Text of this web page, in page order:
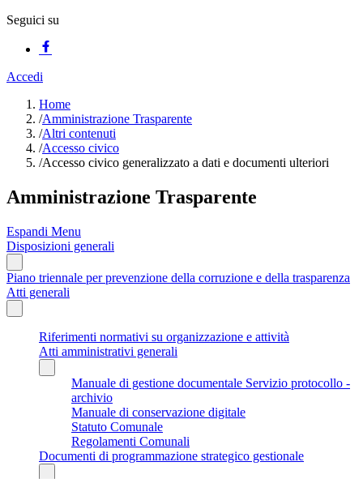
Seguici su
Accedi
Home
/Amministrazione Trasparente
/Altri contenuti
/Accesso civico
/Accesso civico generalizzato a dati e documenti ulteriori
Amministrazione Trasparente
Espandi Menu
Disposizioni generali
Piano triennale per prevenzione della corruzione e della trasparenza
Atti generali
Riferimenti normativi su organizzazione e attività
Atti amministrativi generali
Manuale di gestione documentale Servizio protocollo -
archivio
Manuale di conservazione digitale
Statuto Comunale
Regolamenti Comunali
Documenti di programmazione strategico gestionale